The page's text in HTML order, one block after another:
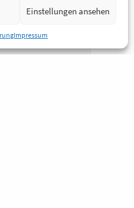
Einstellungen ansehen
Impressum